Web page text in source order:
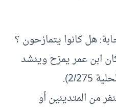
هل كانوا يتمازحون ؟
ابن عمر يمزح وينشد
275).
من المتدينين أو